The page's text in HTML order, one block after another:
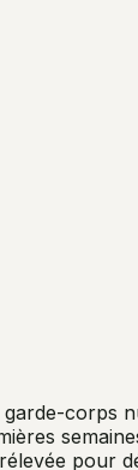
corps
pour